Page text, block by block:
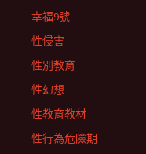
幸福9號
性侵害
性別教育
性幻想
性教育教材
性行為危險期